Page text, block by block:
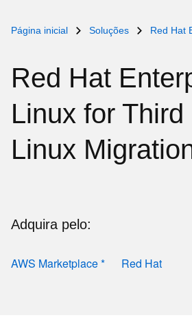
Página inicial Soluções Red Hat
Red Hat
Linux for Third
Linux
Adquira pelo:
AWS Marketplace * Red Hat